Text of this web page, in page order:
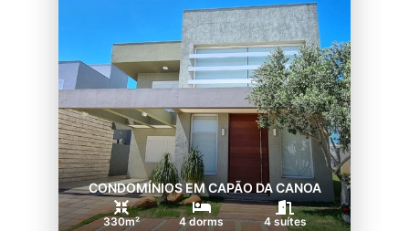
CONDOMÍNIOS EM CAPÃO DA CANOA
330m² 4 dorms 4 suítes